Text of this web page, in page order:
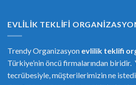
EVLILIK TEKLIFI
Trendy Organizasyon evlilik teklifi or
Türkiye’nin öncü firmalarından biridir.
tecrübesiyle, müşterilerimizin ne